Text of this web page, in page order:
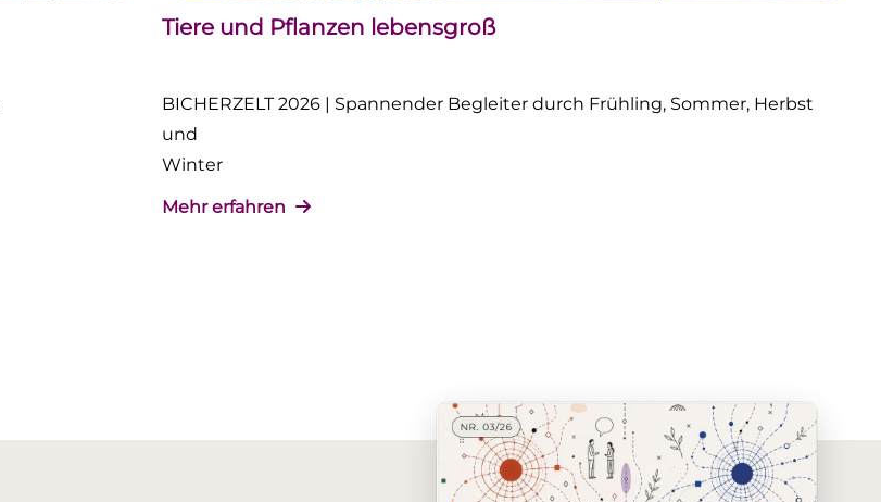
Tiere und Pflanzen lebensgroß
BICHERZELT 2026 | Spannender Begleiter durch Frühling, Sommer, Herbst
und
Winter
Mehr erfahren